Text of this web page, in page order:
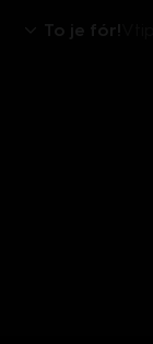
To je fór!